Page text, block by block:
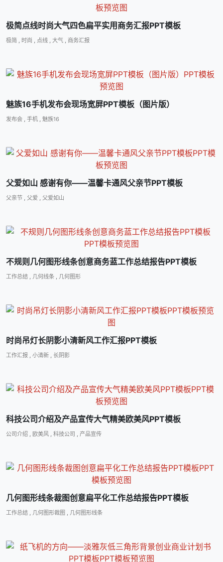
极简点线时尚大气四色扁平实用商务汇报PPT模板
极简 , 时尚 , 点线 , 大气 , 商务汇报
魅族16手机发布会现场宽屏PPT模板（图片版）
发布会 , 手机 , 魅族16
父爱如山 感谢有你――温馨卡通风父亲节PPT模板
父亲节 , 父爱 , 父爱如山
不规则几何图形线条创意商务蓝工作总结报告PPT模板
工作总结 , 几何线条 , 几何图形
时尚吊灯长阴影小清新风工作汇报PPT模板
工作汇报 , 小清新 , 长阴影
科技公司介绍及产品宣传大气精美欧美风PPT模板
公司介绍 , 欧美风 , 科技公司 , 产品宣传
几何图形线条裁图创意扁平化工作总结报告PPT模板
工作总结 , 几何图形裁图 , 几何图形线条